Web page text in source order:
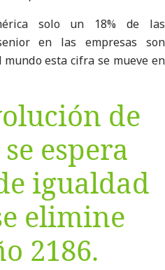
solo un 18% de las
en las empresas son
esta cifra se mueve en
de
espera
igualdad
elimine
2186.